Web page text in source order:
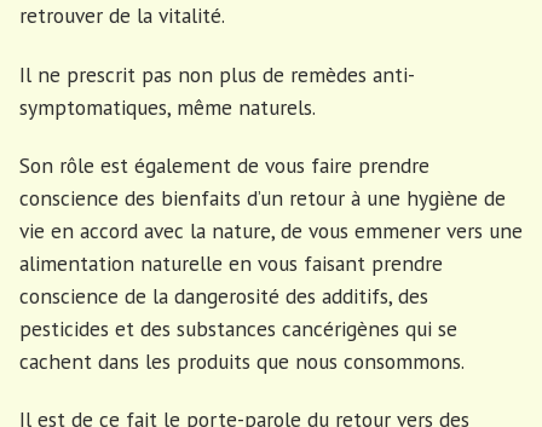
retrouver de la vitalité.
Il ne prescrit pas non plus de remèdes anti-
symptomatiques, même naturels.
Son rôle est également de vous faire prendre
conscience des bienfaits d’un retour à une hygiène de
vie en accord avec la nature, de vous emmener vers une
alimentation naturelle en vous faisant prendre
conscience de la dangerosité des additifs, des
pesticides et des substances cancérigènes qui se
cachent dans les produits que nous consommons.
Il est de ce fait le porte-parole du retour vers des